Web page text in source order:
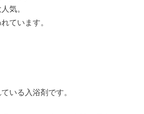
気。
ています。
いる入浴剤です。